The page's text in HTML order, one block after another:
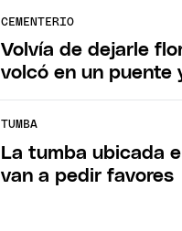
CEMENTERIO
Volvía de dejarle
volcó en un puente
TUMBA
La tumba ubicada
van a pedir favores